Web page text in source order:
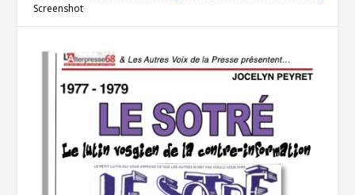
Screenshot